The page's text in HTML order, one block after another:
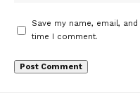
Save my name, email,
time I comment.